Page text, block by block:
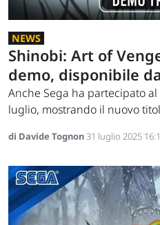
NEWS
Shinobi: Art of
demo, disponibile
Anche Sega ha partecipato
luglio, mostrando il nuovo
di Davide Tognon31 luglio 2025